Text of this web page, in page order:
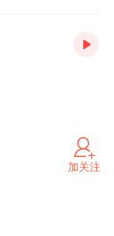
加关注